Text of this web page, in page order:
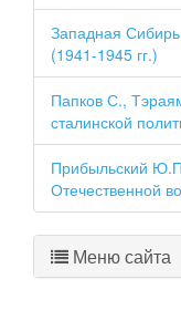
Западная
(1941-1945 гг.)
Папков С.,
сталинской
Прибыльский
Отечественной
Меню сайта